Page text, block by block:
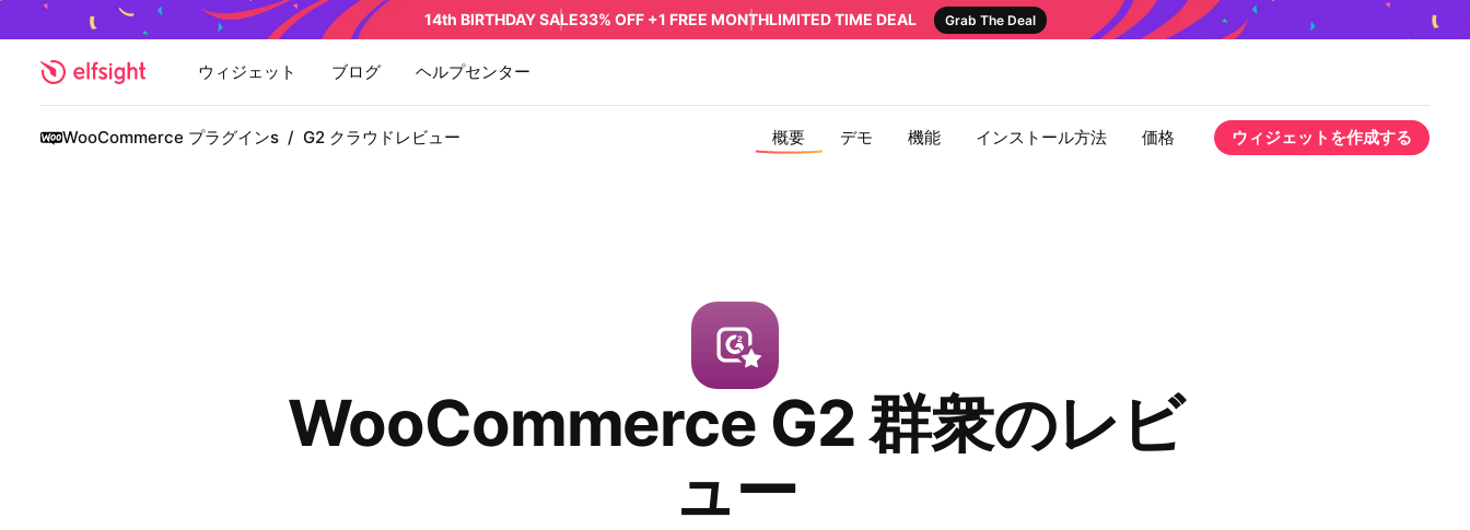
14th BIRTHDAY SALE33% OFF +1 FREE MONTHLIMITED TIME DEAL Grab The Deal
ウィジェット ブログ ヘルプセンター
WooCommerce プラグインs / G2 クラウドレビュー 概要 デモ 機能 インストール方法 価格 ウィジェットを作成する
WooCommerce G2 群衆のレビ
ュー